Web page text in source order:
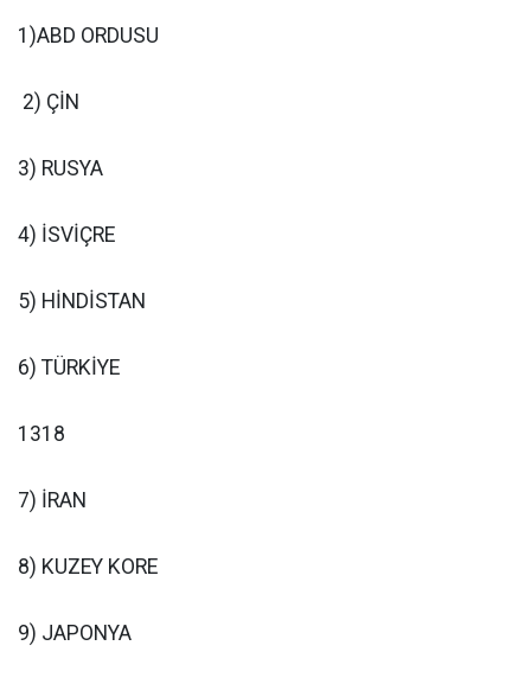
1)ABD ORDUSU
2) ÇİN
3) RUSYA
4) İSVİÇRE
5) HİNDİSTAN
6) TÜRKİYE
1318
7) İRAN
8) KUZEY KORE
9) JAPONYA